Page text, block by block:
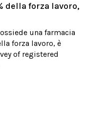
della forza lavoro,
una farmacia
forza lavoro, è
of registered